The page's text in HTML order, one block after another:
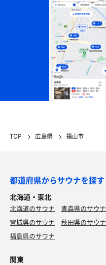
TOP 広島県 福山市
都道府県からサウナを探す
北海道・東北
北海道のサウナ 青森県のサウナ
宮城県のサウナ
秋田県のサウナ
福島県のサウナ
関東